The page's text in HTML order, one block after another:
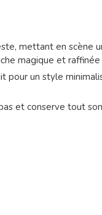
mettant en
magique et
pour un style
et conserve tout